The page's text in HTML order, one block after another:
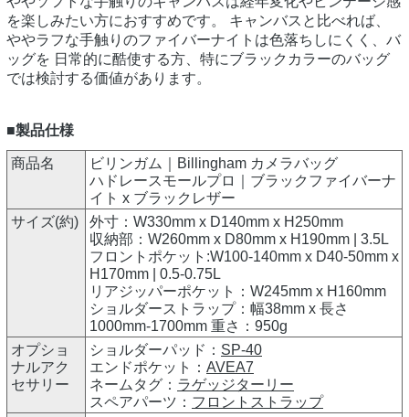
を楽しみたい方におすすめです。 キャンバスと比べれば、
ややラフな手触りのファイバーナイトは色落ちしにくく、バ
ッグを 日常的に酷使する方、特にブラックカラーのバッグ
では検討する価値があります。
■製品仕様
商品名
ビリンガム｜Billingham カメラバッグ
ハドレースモールプロ｜ブラックファイバーナ
イト x ブラックレザー
サイズ(約)
外寸：W330mm x D140mm x H250mm
収納部：W260mm x D80mm x H190mm | 3.5L
フロントポケット:W100-140mm x D40-50mm x
H170mm | 0.5-0.75L
リアジッパーポケット：W245mm x H160mm
ショルダーストラップ：幅38mm x 長さ
1000mm-1700mm 重さ：950g
オプショ
ナルアク
セサリー
ショルダーパッド： SP-40
エンドポケット： AVEA7
ネームタグ： ラゲッジターリー
スペアパーツ： フロントストラップ